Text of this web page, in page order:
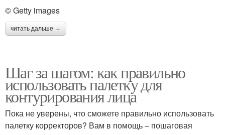
© Getty images
читать дальше →
Шаг за шагом: как правильно
использовать палетку для
контурирования лица
Пока не уверены, что сможете правильно использовать
палетку корректоров? Вам в помощь – пошаговая